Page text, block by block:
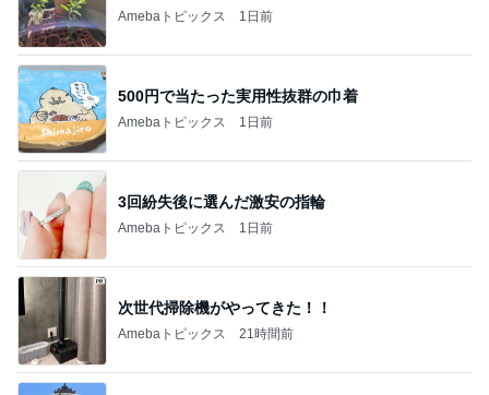
Amebaトピックス 1日前
500円で当たった実用性抜群の巾着
Amebaトピックス 1日前
3回紛失後に選んだ激安の指輪
Amebaトピックス 1日前
次世代掃除機がやってきた！！
Amebaトピックス 21時間前